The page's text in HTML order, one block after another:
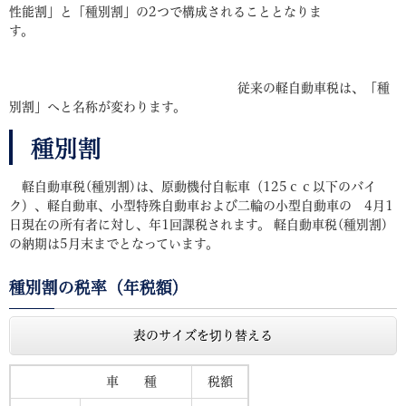
性能割」と「種別割」の2つで構成されることとなりま
す。
従来の軽自動車税は、「種
別割」へと名称が変わります。
種別割
軽自動車税(種別割)は、原動機付自転車（125ｃｃ以下のバイ
ク）、軽自動車、小型特殊自動車および二輪の小型自動車の 4月1
日現在の所有者に対し、年1回課税されます。 軽自動車税(種別割)
の納期は5月末までとなっています。
種別割の税率（年税額）
表のサイズを切り替える
車 種 税額